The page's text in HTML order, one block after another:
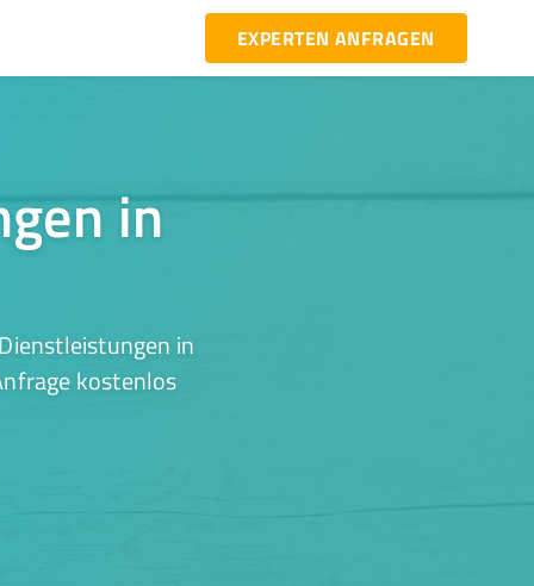
EXPERTEN ANFRAGEN
in
in
kostenlos